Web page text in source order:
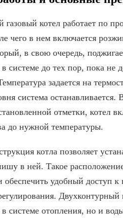
газовый котел работает по
чего в нем включается
в свою очередь,
системе до тех пор, пока не
задается на
система останавливается.
отметки, котел
до нужной температуры.
котла позволяет
в ней. Такое
обеспечить удобный доступ
Двухконтурный
в системе отопления, но и